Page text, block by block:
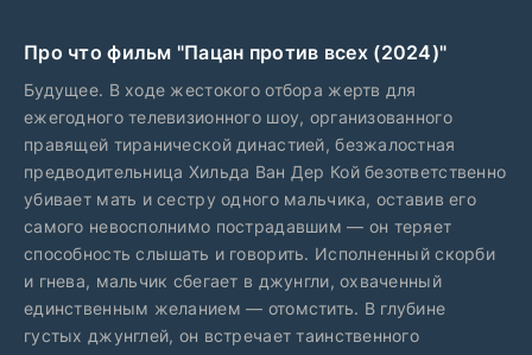
Про что фильм "Пацан против всех (2024)"
Будущее. В ходе жестокого отбора жертв для
ежегодного телевизионного шоу, организованного
правящей тиранической династией, безжалостная
предводительница Хильда Ван Дер Кой безответственно
убивает мать и сестру одного мальчика, оставив его
самого невосполнимо пострадавшим — он теряет
способность слышать и говорить. Исполненный скорби
и гнева, мальчик сбегает в джунгли, охваченный
единственным желанием — отомстить. В глубине
густых джунглей, он встречает таинственного